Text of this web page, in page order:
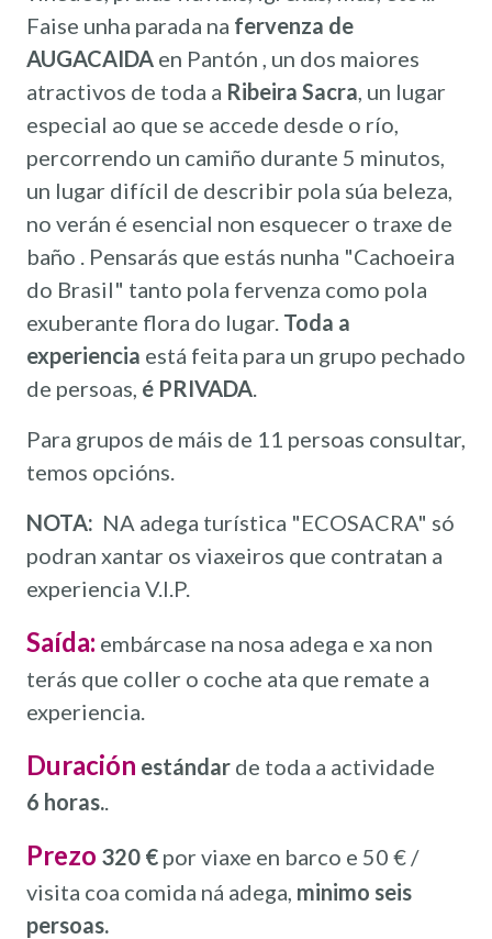
Faise unha parada na fervenza de
AUGACAIDA en Pantón , un dos maiores
atractivos de toda a Ribeira Sacra, un lugar
especial ao que se accede desde o río,
percorrendo un camiño durante 5 minutos,
un lugar difícil de describir pola súa beleza,
no verán é esencial non esquecer o traxe de
baño . Pensarás que estás nunha "Cachoeira
do Brasil" tanto pola fervenza como pola
exuberante flora do lugar. Toda a
experiencia está feita para un grupo pechado
de persoas, é PRIVADA.
Para grupos de máis de 11 persoas consultar,
temos opcións.
NOTA: NA adega turística "ECOSACRA" só
podran xantar os viaxeiros que contratan a
experiencia V.I.P.
Saída: embárcase na nosa adega e xa non
terás que coller o coche ata que remate a
experiencia.
Duración estándar de toda a actividade
6 horas..
Prezo 320 € por viaxe en barco e 50 € /
visita coa comida ná adega, minimo seis
persoas.